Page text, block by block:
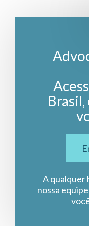
A qualquer
nossa